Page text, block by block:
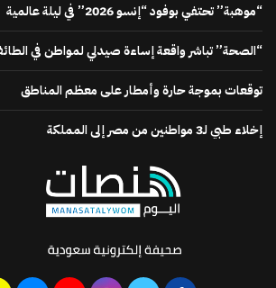
“موهبة” تحتفي بوفود “إنسو 2026” في ليلة عالمية
“الصحة” تباشر واقعة إساءة صيدلي لمواطن في
توقعات بموجة حارة وأمطار على معظم المناطق
إخلاء طبي لـ3 مواطنين من مصر إلى المملكة